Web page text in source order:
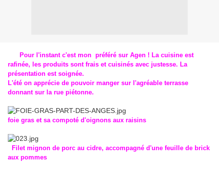
Pour l'instant c'est mon préféré sur Agen ! La cuisine est
rafinée, les produits sont frais et cuisinés avec justesse. La
présentation est soignée.
L'été on apprécie de pouvoir manger sur l'agréable terrasse
donnant sur la rue piétonne.
foie gras et sa compoté d'oignons aux raisins
Filet mignon de porc au cidre, accompagné d'une feuille de brick
aux pommes